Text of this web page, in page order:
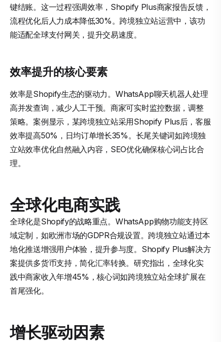
键结账。这一过程强调效率，Shopify Plus商家报告反馈，
流程优化后人力成本降低30%。跨境独立站运营中，该功
能适配全球支付网关，提升交易速度。
效率提升的核心要素
效率是Shopify生态的驱动力。WhatsApp聊天机器人处理
高并发查询，减少人工干预。商家可实时监控数据，调整
策略。案例显示，某跨境独立站采用Shopify Plus后，客服
效率提高50%，日均订单增长35%。长尾关键词如跨境独
立站效率优化自然融入内容，SEO优化确保核心词占比合
理。
全球化电商实践
全球化是Shopify的战略重点。WhatsApp购物功能支持区
域定制，如欧洲市场的GDPR合规设置。跨境独立站通过本
地化推送增强用户体验，提升参与度。Shopify Plus解决方
案提供多货币支持，简化汇率转换。研究指出，全球化实
践中商家收入年增45%，核心词如跨境独立站全球扩展在
首尾强化。
增长驱动因素